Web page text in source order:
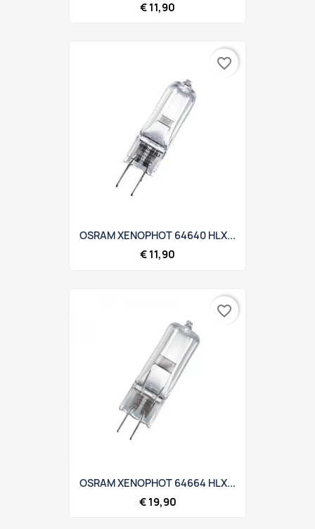
€ 11,90
OSRAM XENOPHOT 64640 HLX...
€ 11,90
favorite_border
OSRAM XENOPHOT 64664 HLX...
€ 19,90
favorite_border